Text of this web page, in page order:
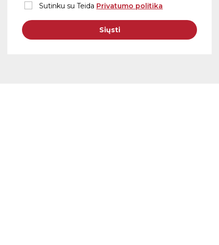
Sutinku su Teida Privatumo politika